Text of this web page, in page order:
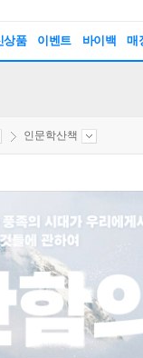
상품 이벤트 바이백 매
인문학산책